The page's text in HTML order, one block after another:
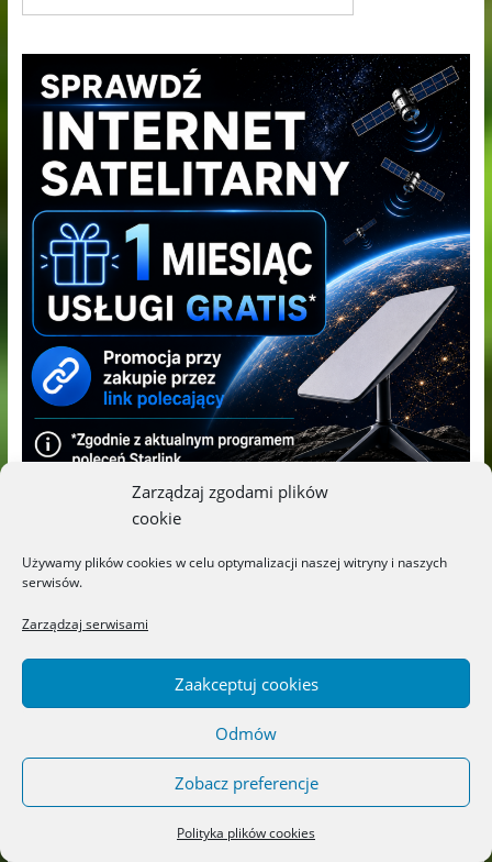
Zarządzaj zgodami plików
cookie
Używamy plików cookies w celu optymalizacji naszej witryny i naszych
serwisów.
Zarządzaj serwisami
Zaakceptuj cookies
Odmów
Zobacz preferencje
Polityka plików cookies
Kategorie
ARTYKUŁY
Audiobooki
Cała Polska Czyta Dzieciom
Dorośli
Filmy